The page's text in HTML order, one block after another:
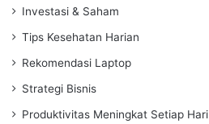
Investasi & Saham
Tips Kesehatan Harian
Rekomendasi Laptop
Strategi Bisnis
Produktivitas Meningkat Setiap Hari